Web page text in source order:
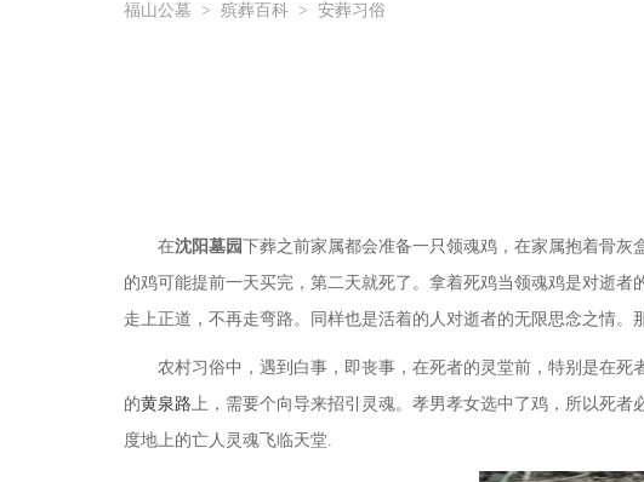
福山公墓 > 殡葬百科 > 安葬习俗
在沈阳墓园下葬之前家属都会准备一只领魂鸡，在家属抱着骨
的鸡可能提前一天买完，第二天就死了。拿着死鸡当领魂鸡是对逝
走上正道，不再走弯路。同样也是活着的人对逝者的无限思念之情。
农村习俗中，遇到白事，即丧事，在死者的灵堂前，特别是在
的黄泉路上，需要个向导来招引灵魂。孝男孝女选中了鸡，所以死者
度地上的亡人灵魂飞临天堂.